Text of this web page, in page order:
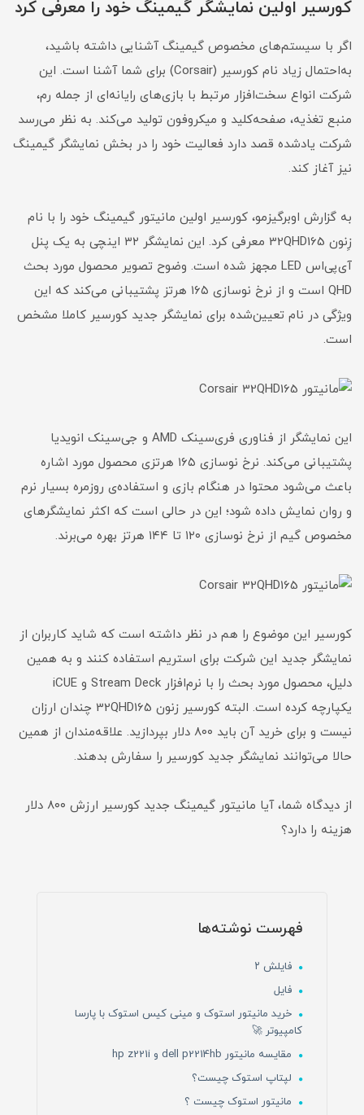
کورسیر اولین نمایشگر گیمینگ خود را معرفی کرد
اگر با سیستم‌های مخصوص گیمینگ آشنایی داشته باشید،
به‌احتمال زیاد نام کورسیر (Corsair) برای شما آشنا است. این
شرکت انواع سخت‌افزار مرتبط با بازی‌های رایانه‌ای از جمله رم،
منبع تغذیه، صفحه‌کلید و میکروفون تولید می‌کند. به‌ نظر می‌رسد
شرکت یادشده قصد دارد فعالیت خود را در بخش نمایشگر گیمینگ
نیز آغاز کند.
به‌ گزارش اوبرگیزمو، کورسیر اولین مانیتور گیمینگ خود را با‌ نام
زِنون 32QHD165 معرفی کرد. این نمایشگر ۳۲ اینچی به یک پنل
آی‌پی‌اس LED مجهز شده است. وضوح تصویر محصول مورد بحث
QHD است و از نرخ نوسازی ۱۶۵ هرتز پشتیبانی می‌کند که این
ویژگی در نام تعیین‌شده برای نمایشگر جدید کورسیر کاملا مشخص
است.
این نمایشگر از فناوری فری‌سینک AMD و جی‌سینک انویدیا
پشتیبانی می‌کند. نرخ نوسازی ۱۶۵ هرتزی محصول مورد اشاره
باعث می‌شود محتوا در هنگام بازی‌ و استفاده‌ی روزمره بسیار نرم
و روان نمایش داده شود؛ این در حالی است که اکثر نمایشگرهای
مخصوص گیم از نرخ نوسازی ۱۲۰ تا ۱۴۴ هرتز بهره می‌برند.
کورسیر این موضوع را هم در نظر داشته است که شاید کاربران از
نمایشگر جدید این شرکت برای استریم استفاده کنند و به همین
دلیل، محصول مورد بحث را با نرم‌افزار Stream Deck و iCUE
یکپارچه کرده است. البته کورسیر زنون 32QHD165 چندان ارزان
نیست و برای خرید آن باید ۸۰۰ دلار بپردازید. علاقه‌مندان از همین
حالا می‌توانند نمایشگر جدید کورسیر را سفارش بدهند.
از دیدگاه شما، آیا مانیتور گیمینگ جدید کورسیر ارزش ۸۰۰ دلار
هزینه را دارد؟
فهرست نوشته‌ها
فایلش ۲
فایل
خرید مانیتور استوک و مینی کیس استوک با پارسا
کامپیوتر 🚀
مقایسه مانیتور dell p2214hb و hp z221i
لپتاپ استوک چیست؟
مانیتور استوک چیست ؟